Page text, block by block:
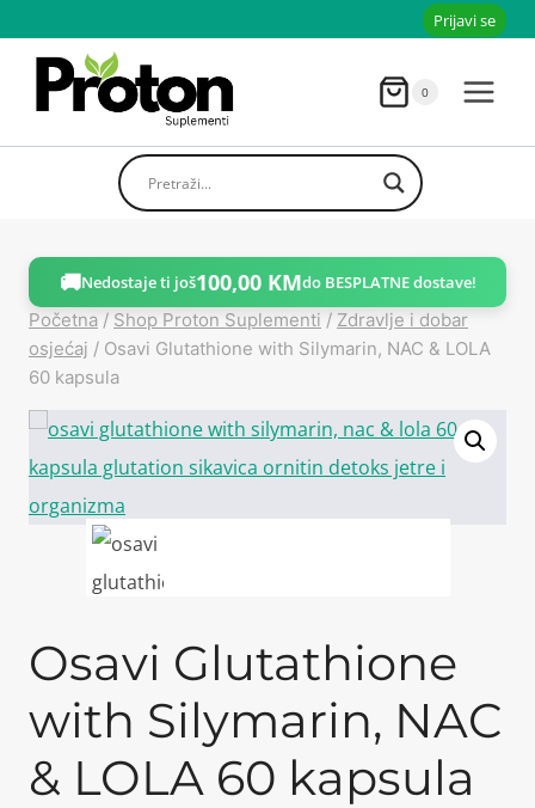
sadržaja
Prijavi se
0
🚚Nedostaje ti još100,00 KMdo BESPLATNE dostave!
Početna / Shop Proton Suplementi / Zdravlje i dobar
osjećaj / Osavi Glutathione with Silymarin, NAC & LOLA
60 kapsula
Osavi Glutathione
with Silymarin, NAC
& LOLA 60 kapsula